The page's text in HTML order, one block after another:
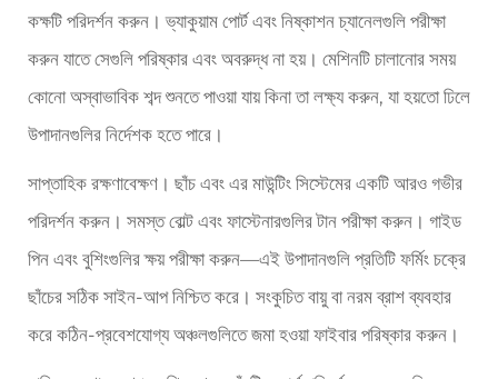
কক্ষটি পরিদর্শন করুন। ভ্যাকুয়াম পোর্ট এবং নিষ্কাশন চ্যানেলগুলি পরীক্ষা
করুন যাতে সেগুলি পরিষ্কার এবং অবরুদ্ধ না হয়। মেশিনটি চালানোর সময়
কোনো অস্বাভাবিক শব্দ শুনতে পাওয়া যায় কিনা তা লক্ষ্য করুন, যা হয়তো ঢিলে
উপাদানগুলির নির্দেশক হতে পারে।
সাপ্তাহিক রক্ষণাবেক্ষণ। ছাঁচ এবং এর মাউন্টিং সিস্টেমের একটি আরও গভীর
পরিদর্শন করুন। সমস্ত বোল্ট এবং ফাস্টেনারগুলির টান পরীক্ষা করুন। গাইড
পিন এবং বুশিংগুলির ক্ষয় পরীক্ষা করুন—এই উপাদানগুলি প্রতিটি ফর্মিং চক্রে
ছাঁচের সঠিক সাইন-আপ নিশ্চিত করে। সংকুচিত বায়ু বা নরম ব্রাশ ব্যবহার
করে কঠিন-প্রবেশযোগ্য অঞ্চলগুলিতে জমা হওয়া ফাইবার পরিষ্কার করুন।